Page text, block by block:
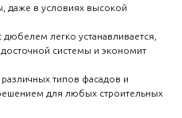
your
from
даже в условиях высокой
легко устанавливается,
системы и экономит
типов фасадов и
для любых строительных